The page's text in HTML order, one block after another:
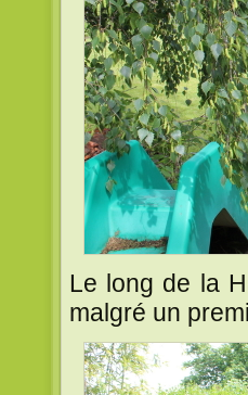
Le long de la
malgré un